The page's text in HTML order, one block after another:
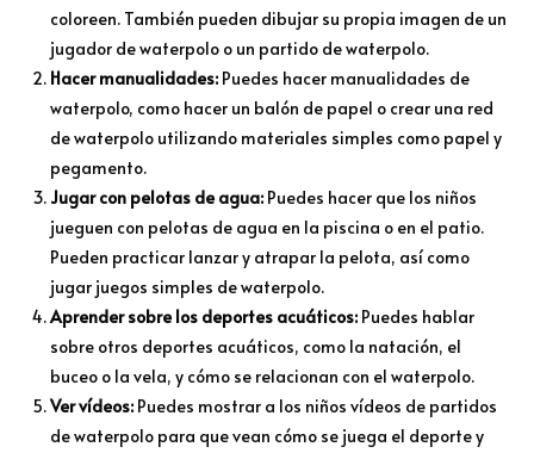
coloreen. También pueden dibujar su propia imagen de un
jugador de waterpolo o un partido de waterpolo.
Hacer manualidades: Puedes hacer manualidades de
waterpolo, como hacer un balón de papel o crear una red
de waterpolo utilizando materiales simples como papel y
pegamento.
Jugar con pelotas de agua: Puedes hacer que los niños
jueguen con pelotas de agua en la piscina o en el patio.
Pueden practicar lanzar y atrapar la pelota, así como
jugar juegos simples de waterpolo.
Aprender sobre los deportes acuáticos: Puedes hablar
sobre otros deportes acuáticos, como la natación, el
buceo o la vela, y cómo se relacionan con el waterpolo.
Ver vídeos: Puedes mostrar a los niños vídeos de partidos
de waterpolo para que vean cómo se juega el deporte y